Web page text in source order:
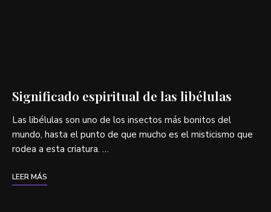
Significado espiritual de las libélulas
Las libélulas son uno de los insectos más bonitos del
mundo, hasta el punto de que mucho es el misticismo que
rodea a esta criatura. …
LEER MÁS